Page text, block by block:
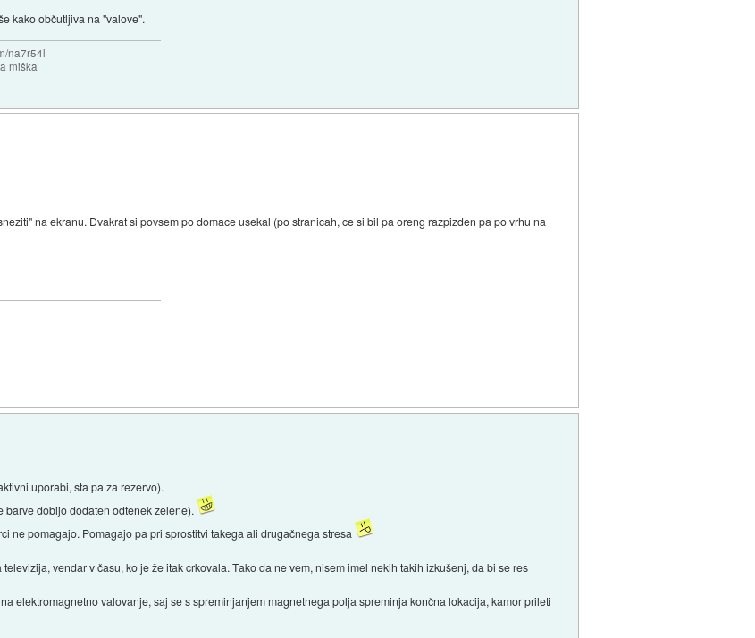
kako občutljiva na "valove".
na7r54l
miška
na ekranu. Dvakrat si povsem po domace usekal (po stranicah, ce si bil pa oreng razpizden pa po vrhu na
uporabi, sta pa za rezervo).
barve dobijo dodaten odtenek zelene).
ne pomagajo. Pomagajo pa pri sprostitvi takega ali drugačnega stresa
vendar v času, ko je že itak crkovala. Tako da ne vem, nisem imel nekih takih izkušenj, da bi se res
elektromagnetno valovanje, saj se s spreminjanjem magnetnega polja spreminja končna lokacija, kamor prileti